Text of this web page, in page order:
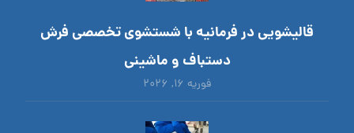
قالیشویی در فرمانیه با شستشوی تخصصی فرش
دستباف و ماشینی
فوریه ۱۶, ۲۰۲۶